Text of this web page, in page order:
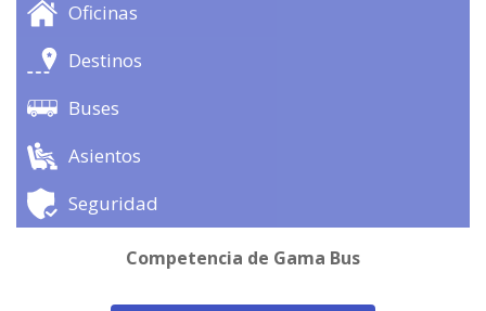
Oficinas
Destinos
Buses
Asientos
Seguridad
Competencia de Gama Bus